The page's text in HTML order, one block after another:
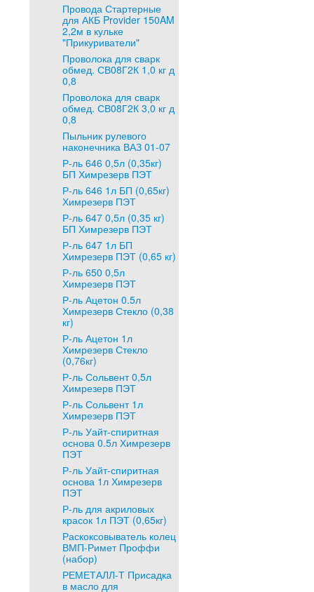
Провода Стартерные
для АКБ Provider 150AM
2,2м в кульке
"Прикуриватели"
Проволока для сварк
обмед. СВ08Г2К 1,0 кг д
0,8
Проволока для сварк
обмед. СВ08Г2К 3,0 кг д
0,8
Пыльник рулевого
наконечника ВАЗ 01-07
Р-ль 646 0,5л (0,35кг)
БП Химрезерв ПЭТ
Р-ль 646 1л БП (0,65кг)
Химрезерв ПЭТ
Р-ль 647 0,5л (0,35 кг)
БП Химрезерв ПЭТ
Р-ль 647 1л БП
Химрезерв ПЭТ (0,65 кг)
Р-ль 650 0,5л
Химрезерв ПЭТ
Р-ль Ацетон 0.5л
Химрезерв Стекло (0,38
кг)
Р-ль Ацетон 1л
Химрезерв Стекло
(0,76кг)
Р-ль Сольвент 0,5л
Химрезерв ПЭТ
Р-ль Сольвент 1л
Химрезерв ПЭТ
Р-ль Уайт-спиритная
основа 0.5л Химрезерв
ПЭТ
Р-ль Уайт-спиритная
основа 1л Химрезерв
ПЭТ
Р-ль для акриловых
красок 1л ПЭТ (0,65кг)
Раскоксовыватель колец
ВМП-Римет Проффи
(набор)
РЕМЕТАЛЛ-Т Присадка
в масло для